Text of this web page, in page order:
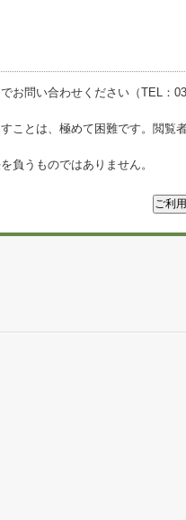
問い合わせください（TEL：03-
ことは、極めて困難です。閲覧
負うものではありません。